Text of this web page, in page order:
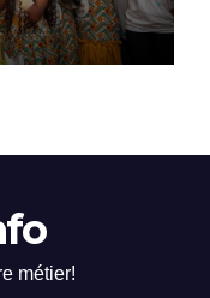
métier!